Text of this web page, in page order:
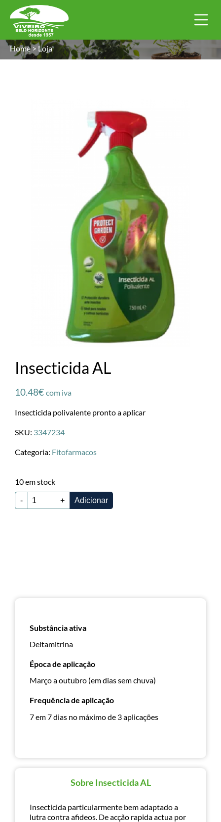
Home> Loja
Insecticida AL
10.48€ com iva
Insecticida polivalente pronto a aplicar
SKU: 3347234
Categoria: Fitofarmacos
10 em stock
- + Adicionar
Substância ativa
Deltamitrina
Época de aplicação
Março a outubro (em dias sem chuva)
Frequência de aplicação
7 em 7 dias no máximo de 3 aplicações
Sobre Insecticida AL
Insecticida particularmente bem adaptado a
lutra contra afideos. De acção rapida actua por